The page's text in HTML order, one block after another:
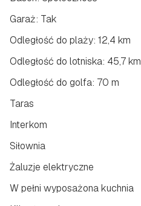
Garaż: Tak
Odległość do plaży: 12,4 km
Odległość do lotniska: 45,7 km
Odległość do golfa: 70 m
Taras
Interkom
Siłownia
Żaluzje elektryczne
W pełni wyposażona kuchnia